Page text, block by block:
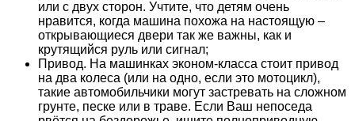
или с двух сторон. Учтите, что детям очень
нравится, когда машина похожа на настоящую –
открывающиеся двери так же важны, как и
крутящийся руль или сигнал;
Привод. На машинках эконом-класса стоит привод
на два колеса (или на одно, если это мотоцикл),
такие автомобильчики могут застревать на сложном
грунте, песке или в траве. Если Ваш непоседа